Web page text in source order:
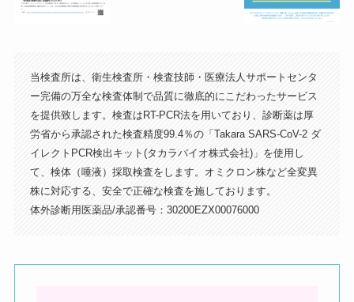
左手にマクドナルドが見える交差点を
右に曲がります（ケバブのお店の手前
の道）
当検査所は、衛生検査所・検査技師・医療法人サポートセンタ
ー完備の万全な検査体制で品質に徹底的にこだわったサービス
を提供致します。検査はRT-PCR法を用いており、診断薬は厚
労省から承認された検査精度99.4％の「Takara SARS-CoV-2 ダ
イレクトPCR検出キット(タカラバイオ株式会社)」を使用し
て、検体（唾液）採取検査をします。オミクロン株など全変異
株に対応する、安全で正確な検査を施しております。
体外診断用医薬品/承認番号：30200EZX00076000